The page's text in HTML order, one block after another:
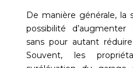
De manière générale, la
possibilité
sans pour autant
Souvent, les